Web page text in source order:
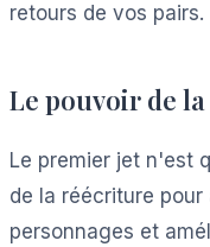
retours de vos pairs.
Le pouvoir de
Le premier jet n'est
de la réécriture
personnages et